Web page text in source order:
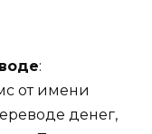
:
от имени
денег,